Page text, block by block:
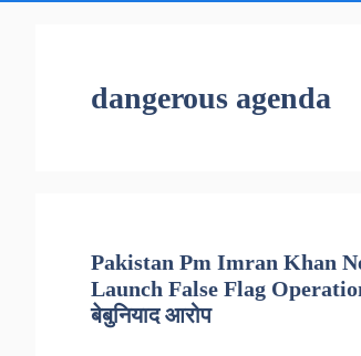
dangerous agenda
Pakistan Pm Imran Khan
Launch False Flag Operation
बेबुनियाद आरोप